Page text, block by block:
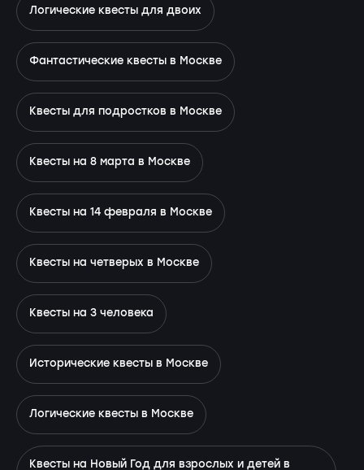
Логические квесты для двоих
Фантастические квесты в Москве
Квесты для подростков в Москве
Квесты на 8 марта в Москве
Квесты на 14 февраля в Москве
Квесты на четверых в Москве
Квесты на 3 человека
Исторические квесты в Москве
Логические квесты в Москве
Квесты на Новый Год для взрослых и детей в